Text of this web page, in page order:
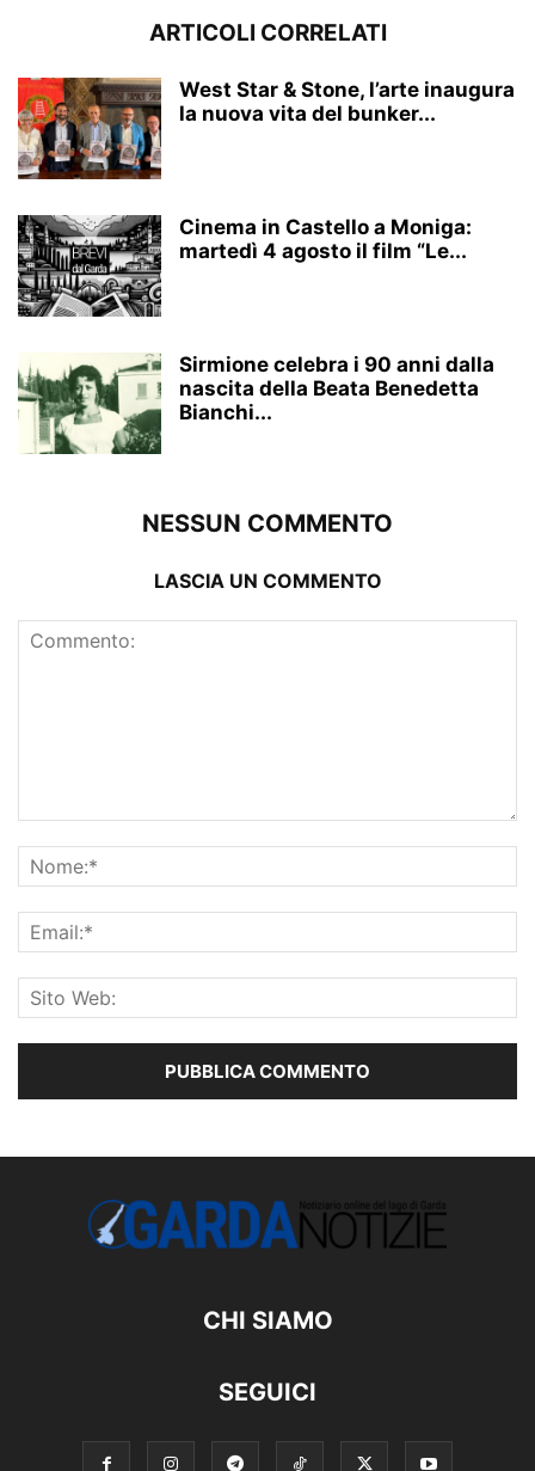
ARTICOLI CORRELATI
West Star & Stone, l’arte inaugura
la nuova vita del bunker...
Cinema in Castello a Moniga:
martedì 4 agosto il film “Le...
Sirmione celebra i 90 anni dalla
nascita della Beata Benedetta
Bianchi...
NESSUN COMMENTO
LASCIA UN COMMENTO
CHI SIAMO
SEGUICI